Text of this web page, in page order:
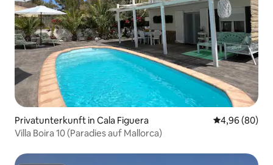
Privatunterkunft in Cala Figuera
4,96 (80)
Villa Boira 10 (Paradies auf Mallorca)